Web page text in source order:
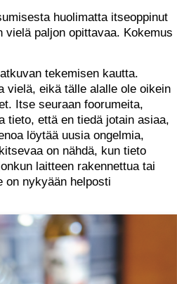
huolimatta itseoppinut
paljon opittavaa. Kokemus
tekemisen kautta.
vielä, eikä tälle alalle ole oikein
Itse seuraan foorumeita,
tieto, että en tiedä jotain asiaa,
löytää uusia ongelmia,
on nähdä, kun tieto
laitteen rakennettua tai
on nykyään helposti